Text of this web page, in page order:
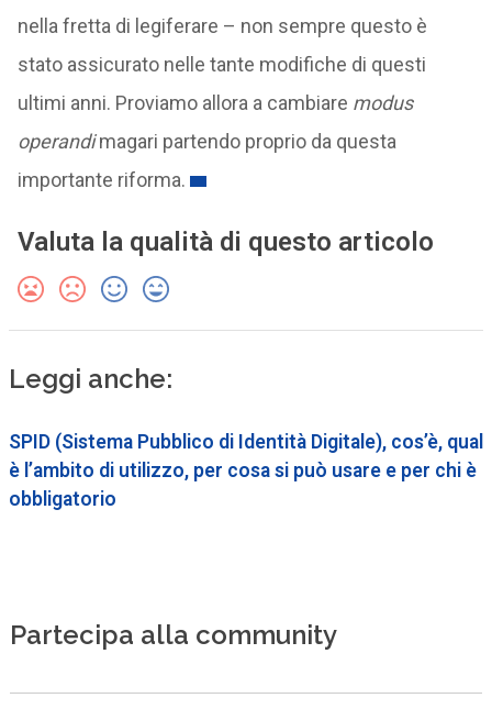
nella fretta di legiferare – non sempre questo è
stato assicurato nelle tante modifiche di questi
ultimi anni. Proviamo allora a cambiare modus
operandimagari partendo proprio da questa
importante riforma.
Valuta la qualità di questo articolo
Leggi anche:
SPID (Sistema Pubblico di Identità Digitale), cos’è, qual
è l’ambito di utilizzo, per cosa si può usare e per chi è
obbligatorio
Partecipa alla community